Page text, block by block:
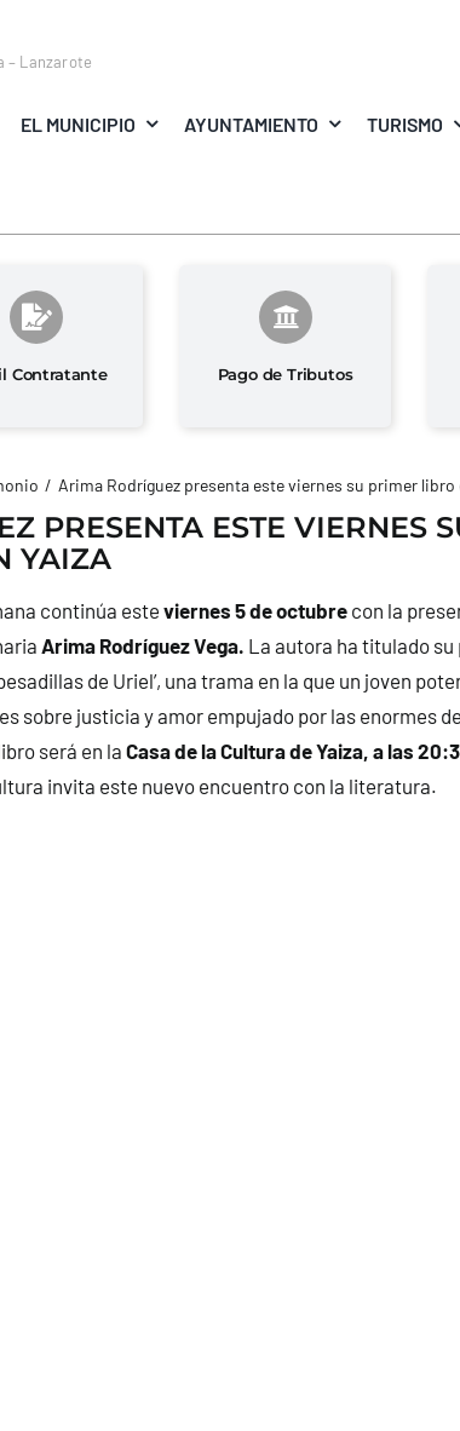
– Lanzarote
EL MUNICIPIO AYUNTAMIENTO TURISMO
Contratante Pago de Tributos
Arima Rodríguez presenta este viernes su primer libro
PRESENTA ESTE VIERNES
YAIZA
continúa esteviernes 5 de octubre con la
Arima Rodríguez Vega. La autora ha titulado
de Uriel’, una trama en la que un joven
sobre justicia y amor empujado por las enormes
será en la Casa de la Cultura de Yaiza, a las
invita este nuevo encuentro con la literatura.